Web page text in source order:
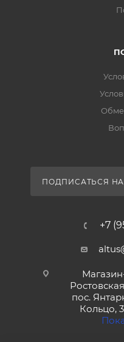
ПОДПИСАТЬСЯ
+7
пос.
Кольцо,